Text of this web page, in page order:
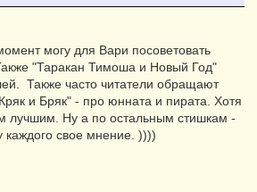
могу для Вари посоветовать
"Таракан Тимоша и Новый Год"
Также часто читатели обращают
и Бряк" - про юнната и пирата. Хотя
лучшим. Ну а по остальным стишкам -
каждого свое мнение. ))))